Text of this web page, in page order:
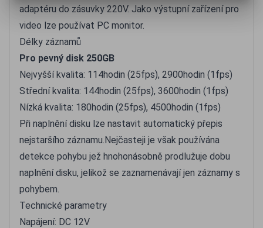
adaptéru do zásuvky 220V. Jako výstupní zařízení pro
video lze používat PC monitor.
Délky záznamů
Pro pevný disk 250GB
Nejvyšší kvalita: 114hodin (25fps), 2900hodin (1fps)
Střední kvalita: 144hodin (25fps), 3600hodin (1fps)
Nízká kvalita: 180hodin (25fps), 4500hodin (1fps)
Při naplnění disku lze nastavit automatický přepis
nejstaršího záznamu.Nejčasteji je však používána
detekce pohybu jež hnohonásobně prodlužuje dobu
naplnění disku, jelikož se zaznamenávají jen záznamy s
pohybem.
Technické parametry
Napájení: DC 12V